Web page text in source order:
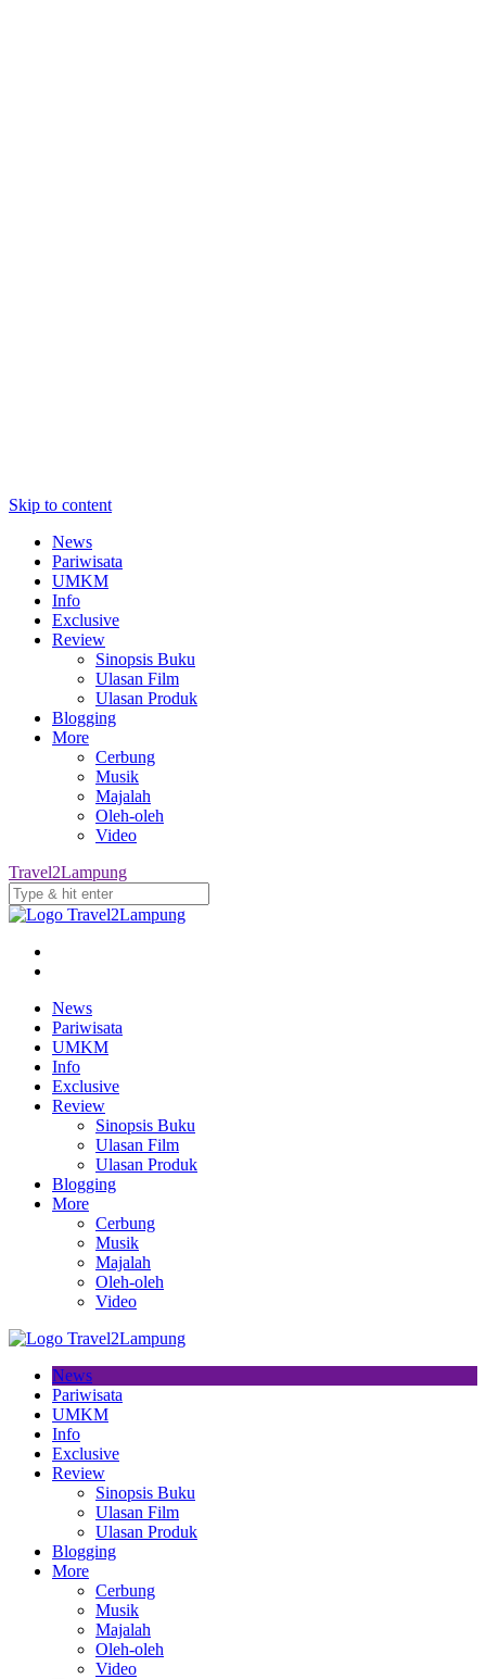
Skip to content
News
Pariwisata
UMKM
Info
Exclusive
Review
Sinopsis Buku
Ulasan Film
Ulasan Produk
Blogging
More
Cerbung
Musik
Majalah
Oleh-oleh
Video
Travel2Lampung
News
Pariwisata
UMKM
Info
Exclusive
Review
Sinopsis Buku
Ulasan Film
Ulasan Produk
Blogging
More
Cerbung
Musik
Majalah
Oleh-oleh
Video
News
Pariwisata
UMKM
Info
Exclusive
Review
Sinopsis Buku
Ulasan Film
Ulasan Produk
Blogging
More
Cerbung
Musik
Majalah
Oleh-oleh
Video